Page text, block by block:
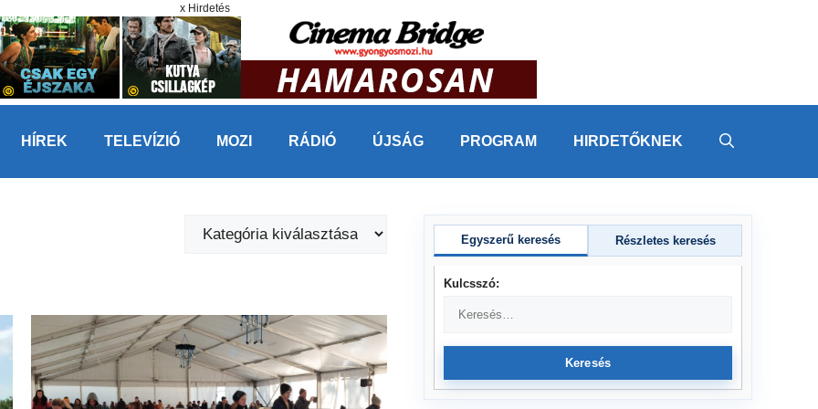
x Hirdetés
HÍREK TELEVÍZIÓ MOZI RÁDIÓ ÚJSÁG PROGRAM HIRDETŐKNEK
Kategóriák
Egyszerű keresés Részletes keresés
Kulcsszó:
Keresés